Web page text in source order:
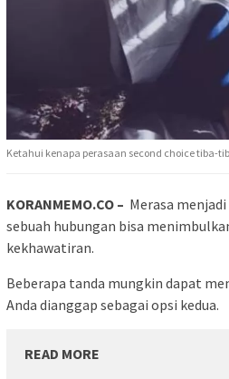
Ketahui kenapa perasaan second choice tiba-
KORANMEMO.CO – Merasa
sebuah hubungan bisa
kekhawatiran.
Beberapa tanda mungkin dapat
Anda dianggap sebagai opsi kedua.
READ MORE